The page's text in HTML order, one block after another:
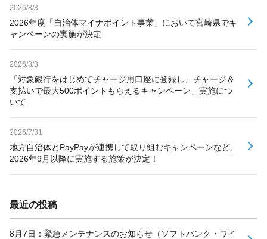
2026/8/3
2026年度「自治体マイナポイント事業」において宮崎県でキ
ャンペーンの実施が決定
2026/8/3
「対象銀行をはじめてチャージ用口座に登録し、チャージ＆
支払いで最大500ポイントもらえるキャンペーン」実施につ
いて
2026/7/31
地方自治体とPayPayが連携して取り組むキャンペーンなど、
2026年9月以降に実施する施策が決定！
最近の投稿
8月7日：緊急メンテナンスのお知らせ（ソフトバンク・ワイ